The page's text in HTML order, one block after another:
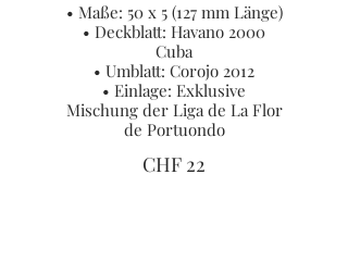
• Maße: 50 x 5 (127 mm Länge)
• Deckblatt: Havano 2000
Cuba
• Umblatt: Corojo 2012
• Einlage: Exklusive
Mischung der Liga de La Flor
de Portuondo
CHF 22